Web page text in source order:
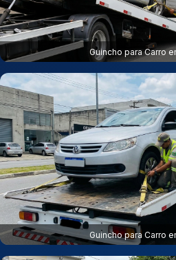
Guincho para Carro
Guincho para Carro